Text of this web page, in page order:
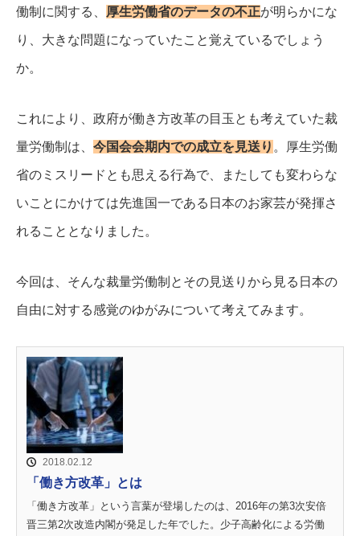
働制に関する、 厚生労働省のデータの不正が明らかにな
り、大きな問題になっていたこと覚えているでしょう
か。
これにより、政府が働き方改革の目玉とも考えていた裁
量労働制は、 今国会会期内での成立を見送り 。 厚生労働
省のミスリードとも思える行為で、またしても変わらな
いことにかけては先進国一である日本のお家芸が発揮さ
れることとなりました。
今回は、そんな裁量労働制とその見送りから見る日本の
自由に対する感覚のゆがみについて考えてみます。
2018.02.12
「働き方改革」とは
「働き方改革」という言葉が登場したのは、2016年の第3次安倍
晋三第2次改造内閣が発足した年でした。少子高齢化による労働